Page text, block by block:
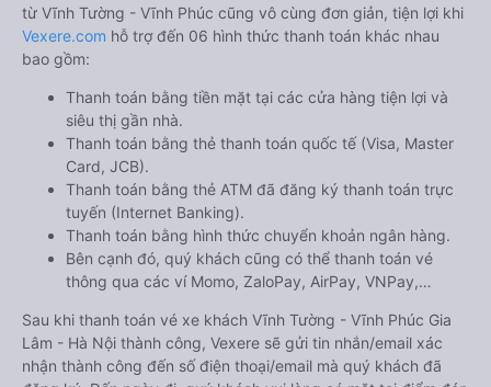
từ Vĩnh Tường - Vĩnh Phúc cũng vô cùng đơn giản, tiện lợi khi
Vexere.com hỗ trợ đến 06 hình thức thanh toán khác nhau
bao gồm:
Thanh toán bằng tiền mặt tại các cửa hàng tiện lợi và
siêu thị gần nhà.
Thanh toán bằng thẻ thanh toán quốc tế (Visa, Master
Card, JCB).
Thanh toán bằng thẻ ATM đã đăng ký thanh toán trực
tuyến (Internet Banking).
Thanh toán bằng hình thức chuyển khoản ngân hàng.
Bên cạnh đó, quý khách cũng có thể thanh toán vé
thông qua các ví Momo, ZaloPay, AirPay, VNPay,…
Sau khi thanh toán vé xe khách Vĩnh Tường - Vĩnh Phúc Gia
Lâm - Hà Nội thành công, Vexere sẽ gửi tin nhắn/email xác
nhận thành công đến số điện thoại/email mà quý khách đã